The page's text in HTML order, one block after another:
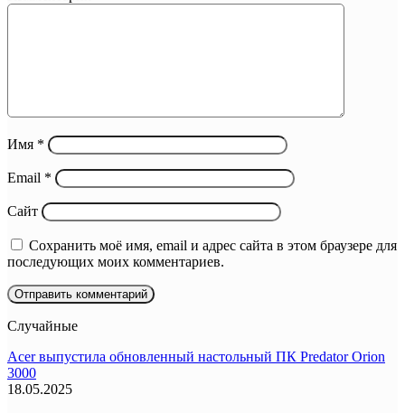
Имя *
Email *
Сайт
Сохранить моё имя, email и адрес сайта в этом браузере для
последующих моих комментариев.
Случайные
Acer выпустила обновленный настольный ПК Predator Orion
3000
18.05.2025